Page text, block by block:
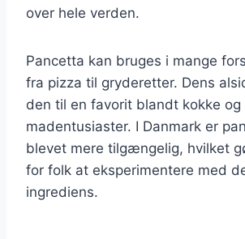
over hele verden.
Pancetta kan bruges i mange
fra pizza til gryderetter. Dens
den til en favorit blandt kokke og
madentusiaster. I Danmark er
blevet mere tilgængelig, hvilket
for folk at eksperimentere med
ingrediens.